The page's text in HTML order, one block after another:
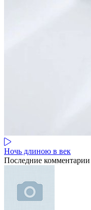
Ночь длиною в век
Последние комментарии